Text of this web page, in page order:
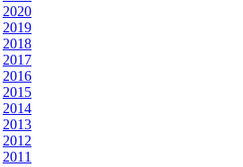
2020
2019
2018
2017
2016
2015
2014
2013
2012
2011